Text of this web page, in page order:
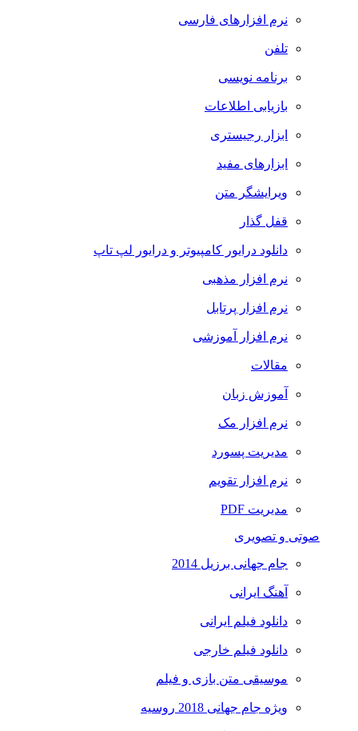
نرم افزارهای فارسی
تلفن
برنامه نویسی
بازیابی اطلاعات
ابزار رجیستری
ابزارهای مفید
ویرایشگر متن
قفل گذار
دانلود درایور کامپیوتر و درایور لپ تاپ
نرم افزار مذهبی
نرم افزار پرتابل
نرم افزار آموزشی
مقالات
آموزش زبان
نرم افزار مک
مدیریت پسورد
نرم افزار تقویم
مدیریت PDF
صوتی و تصویری
جام جهانی برزیل 2014
آهنگ ایرانی
دانلود فیلم ایرانی
دانلود فیلم خارجی
موسیقی متن بازی و فیلم
ویژه جام جهانی 2018 روسیه